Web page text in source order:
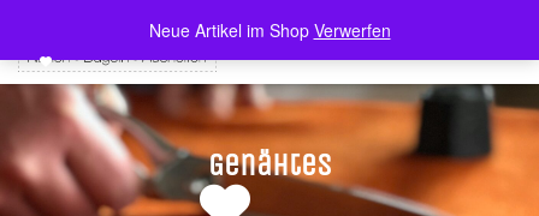
Neue Artikel im Shop Verwerfen
Genähtes